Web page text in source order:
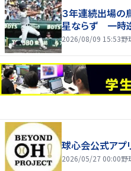
３年連続出場の
星ならず 一時
2026/08/09 15:53野
球心会公式アプ
2026/05/27 00:00野